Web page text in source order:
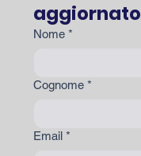
aggiornato
Nome *
Cognome *
Email *